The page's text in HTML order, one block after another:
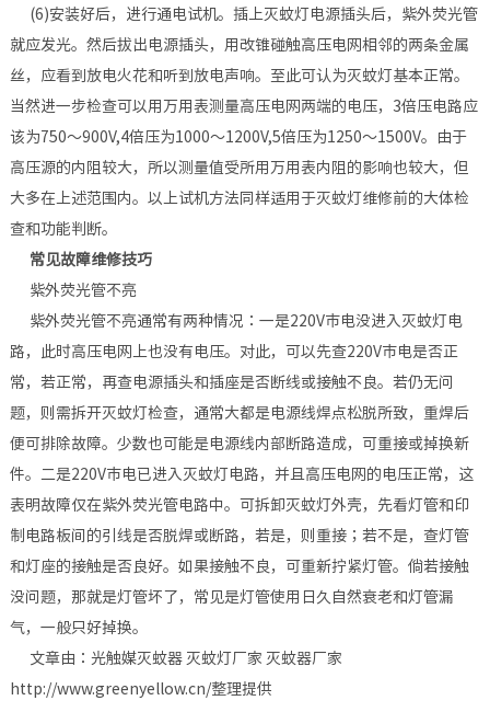
(6)安装好后，进行通电试机。插上灭蚊灯电源插头后，紫外荧光管
就应发光。然后拔出电源插头，用改锥碰触高压电网相邻的两条金属
丝，应看到放电火花和听到放电声响。至此可认为灭蚊灯基本正常。
当然进一步检查可以用万用表测量高压电网两端的电压，3倍压电路应
该为750～900V,4倍压为1000～1200V,5倍压为1250～1500V。由于
高压源的内阻较大，所以测量值受所用万用表内阻的影响也较大，但
大多在上述范围内。以上试机方法同样适用于灭蚊灯维修前的大体检
查和功能判断。
常见故障维修技巧
紫外荧光管不亮
紫外荧光管不亮通常有两种情况：一是220V市电没进入灭蚊灯电
路，此时高压电网上也没有电压。对此，可以先查220V市电是否正
常，若正常，再查电源插头和插座是否断线或接触不良。若仍无问
题，则需拆开灭蚊灯检查，通常大都是电源线焊点松脱所致，重焊后
便可排除故障。少数也可能是电源线内部断路造成，可重接或掉换新
件。二是220V市电已进入灭蚊灯电路，并且高压电网的电压正常，这
表明故障仅在紫外荧光管电路中。可拆卸灭蚊灯外壳，先看灯管和印
制电路板间的引线是否脱焊或断路，若是，则重接；若不是，查灯管
和灯座的接触是否良好。如果接触不良，可重新拧紧灯管。倘若接触
没问题，那就是灯管坏了，常见是灯管使用日久自然衰老和灯管漏
气，一般只好掉换。
文章由：光触媒灭蚊器 灭蚊灯厂家 灭蚊器厂家
http://www.greenyellow.cn/整理提供